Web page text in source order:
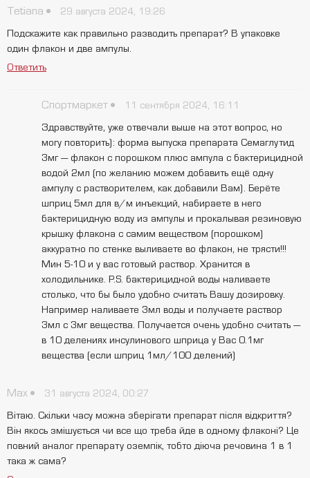
Tetiana 29 августа 2024, 19:26
Подскажите как правильно разводить препарат? В упаковке
один флакон и две ампулы.
Ответить
Спортмаркет 11 сентября 2024, 16:11
Здравствуйте, уже отвечали выше на этот вопрос, но
могу повторить): форма выпуска препарата Семаглутид
3мг — флакон с порошком плюс ампула с бактерицидной
водой 2мл (по желанию можем добавить ещё одну
ампулу с растворителем, как добавили Вам). Берёте
шприц 5мл для в/м инъекций, набираете в него
бактерицидную воду из ампулы и прокалывая резиновую
крышку флакона с самим веществом (порошком)
аккуратно по стенке выливаете во флакон, не трясти!!!
Мин 5-10 и у вас готовый раствор. Хранится в
холодильнике. P.S. бактерицидной воды наливаете
столько, что бы было удобно считать Вашу дозировку.
Например наливаете 3мл воды и получаете раствор
3мл с 3мг вещества. Получается очень удобно считать —
в 10 делениях инсулинового шприца у Вас 0.1мг
вещества (если шприц 1мл/100 делений)
Max 31 августа 2024, 00:27
Вітаю. Скільки часу можна зберігати препарат після відкриття?
Він якось змішується чи все що треба йде в одному флаконі? Це
повний аналог препарату оземпік, тобто діюча речовина 1 в 1
така ж сама?